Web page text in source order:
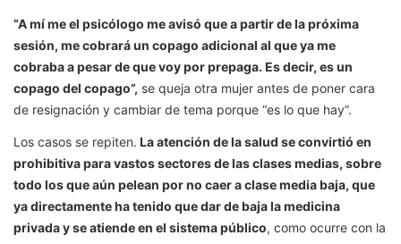
“A mí me el psicólogo me avisó que a partir de la próxima
sesión, me cobrará un copago adicional al que ya me
cobraba a pesar de que voy por prepaga. Es decir, es un
copago del copago”, se queja otra mujer antes de poner cara
de resignación y cambiar de tema porque “es lo que hay”.
Los casos se repiten. La atención de la salud se convirtió en
prohibitiva para vastos sectores de las clases medias, sobre
todo los que aún pelean por no caer a clase media baja, que
ya directamente ha tenido que dar de baja la medicina
privada y se atiende en el sistema público, como ocurre con la